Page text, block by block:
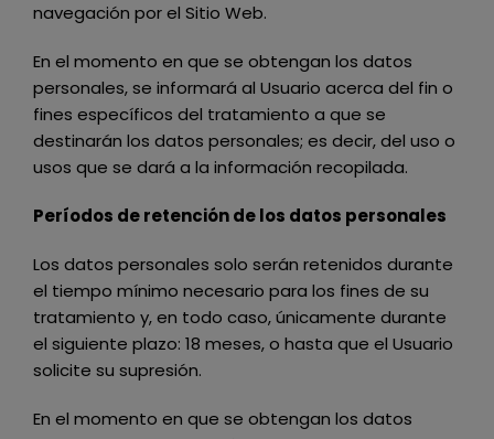
navegación por el Sitio Web.
En el momento en que se obtengan los datos
personales, se informará al Usuario acerca del fin o
fines específicos del tratamiento a que se
destinarán los datos personales; es decir, del uso o
usos que se dará a la información recopilada.
Períodos de retención de los datos personales
Los datos personales solo serán retenidos durante
el tiempo mínimo necesario para los fines de su
tratamiento y, en todo caso, únicamente durante
el siguiente plazo: 18 meses, o hasta que el Usuario
solicite su supresión.
En el momento en que se obtengan los datos